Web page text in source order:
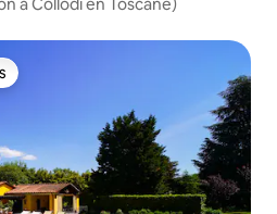
à Collodi en Toscane)